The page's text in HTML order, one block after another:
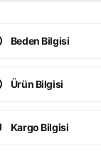
Beden Bilgisi
Ürün Bilgisi
Kargo Bilgisi